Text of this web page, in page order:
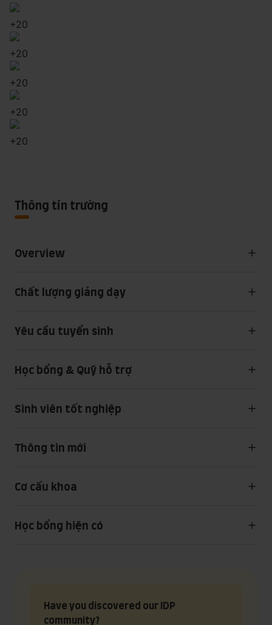
+20
+20
+20
+20
+20
Thông tin trường
Overview
Chất lượng giảng dạy
Yêu cầu tuyển sinh
Học bổng & Quỹ hỗ trợ
Sinh viên tốt nghiệp
Thông tin mới
Cơ cấu khoa
Học bổng hiện có
Have you discovered our IDP
community?